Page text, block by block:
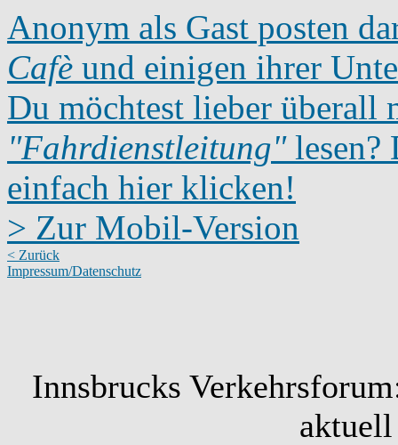
Anonym als Gast posten
Cafè und einigen ihrer
Du möchtest lieber überall
"Fahrdienstleitung"lesen?
einfach hier klicken!
> Zur Mobil-Version
< Zurück
Impressum/Datenschutz
Innsbrucks